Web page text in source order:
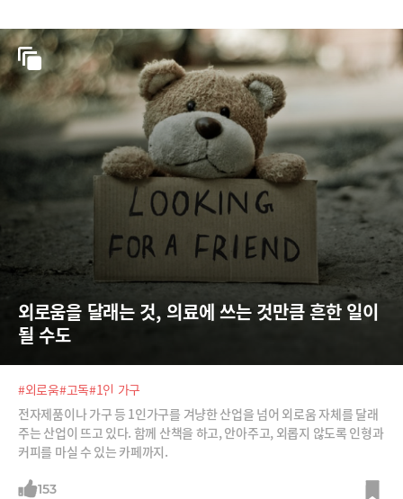
외로움을 달래는 것, 의료에 쓰는 것만큼 흔한 일이
될 수도
#외로움#고독#1인 가구
전자제품이나 가구 등 1인가구를 겨냥한 산업을 넘어 외로움 자체를 달래
주는 산업이 뜨고 있다. 함께 산책을 하고, 안아주고, 외롭지 않도록 인형과
커피를 마실 수 있는 카페까지.
153